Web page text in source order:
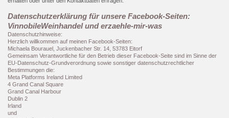
Datenschutzerklärung für unsere Facebook-Seiten:
VinnobileWeinhandel und erzaehle-mir-was
Datenschutzhinweise:
Herzlich willkommen auf meinen Facebook-Seiten:
Michaela Bourauel, Juckenbacher Str. 14, 53783 Eitorf
Gemeinsam Verantwortliche für den Betrieb dieser Facebook-Seite sind im Sinne der
EU-Datenschutz-Grundverordnung sowie sonstiger datenschutzrechtlicher
Bestimmungen die:
Meta Platforms Ireland Limited
4 Grand Canal Square
Grand Canal Harbour
Dublin 2
Irland
und